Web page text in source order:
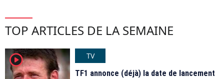
TOP ARTICLES DE LA SEMAINE
player2
TV
TF1 annonce (déjà) la date de lancement